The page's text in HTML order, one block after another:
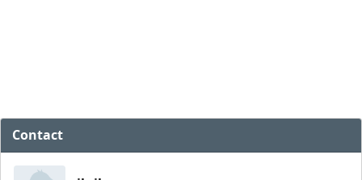
Contact